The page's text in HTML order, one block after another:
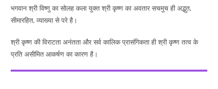
भगवान श्री विष्णु का सोलह कला युक्त श्री कृष्ण का अवतार सचमुच ही अद्भुत,
सीमारहित, व्याख्या से परे है।
श्री कृष्ण की विराटता अनंतता और सर्व कालिक प्रासंगिकता ही श्री कृष्ण तत्व के
प्रति असीमित आकर्षण का कारण है।